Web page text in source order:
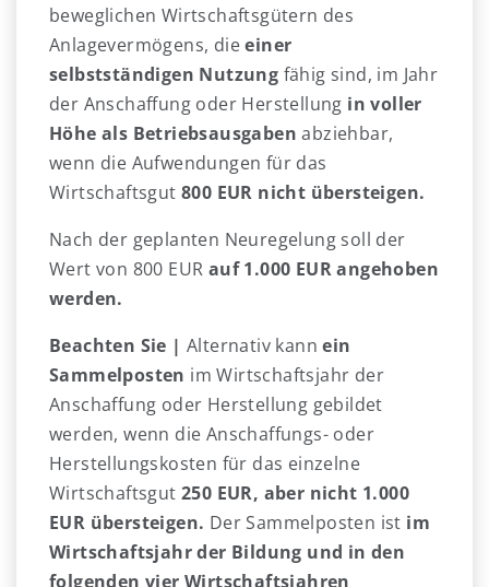
beweglichen Wirtschaftsgütern des
Anlagevermögens, dieeiner
selbstständigen Nutzung fähig sind, im Jahr
der Anschaffung oder Herstellung in voller
Höhe als Betriebsausgaben abziehbar,
wenn die Aufwendungen für das
Wirtschaftsgut 800 EUR nicht übersteigen.
Nach der geplanten Neuregelung soll der
Wert von 800 EUR auf 1.000 EUR angehoben
werden.
Beachten Sie | Alternativ kannein
Sammelposten im Wirtschaftsjahr der
Anschaffung oder Herstellung gebildet
werden, wenn die Anschaffungs- oder
Herstellungskosten für das einzelne
Wirtschaftsgut250 EUR, aber nicht 1.000
EUR übersteigen. Der Sammelposten ist im
Wirtschaftsjahr der Bildung und in den
folgenden vier Wirtschaftsjahren